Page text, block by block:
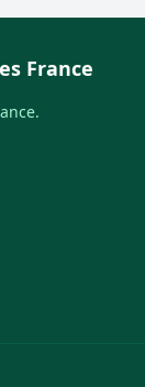
France